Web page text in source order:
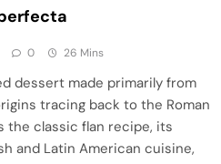
0 26 Mins
dessert made primarily from
tracing back to the Roman
the classic flan recipe, its
and Latin American cuisine,